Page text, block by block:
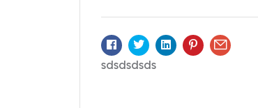
Facebook
TwitterLinkedinPinterestEmail
sdsdsdsds